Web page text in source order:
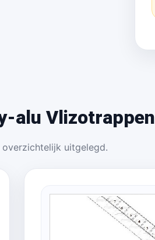
alu Vlizotrappen
uitgelegd.